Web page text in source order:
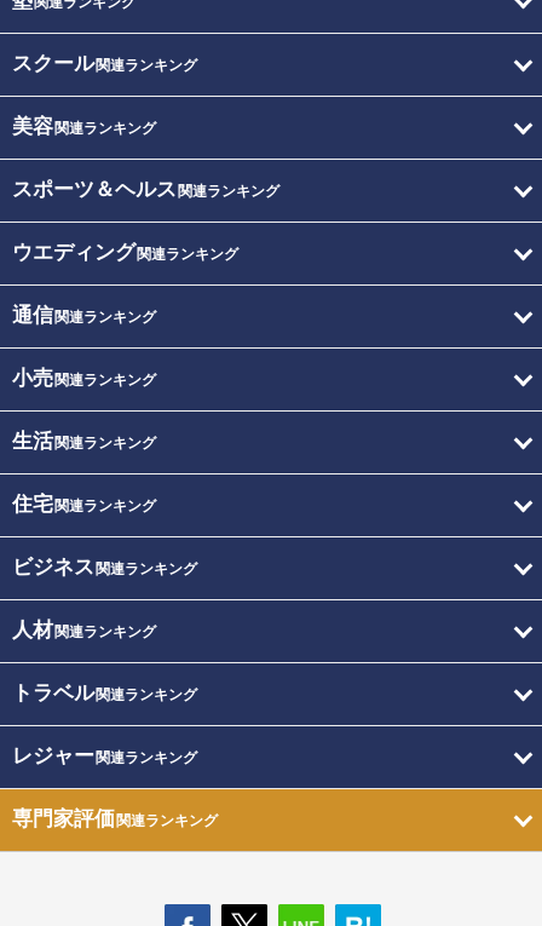
スクール関連ランキング
美容関連ランキング
スポーツ＆ヘルス 関連ランキング
ウエディング関連ランキング
通信関連ランキング
小売関連ランキング
生活関連ランキング
住宅関連ランキング
ビジネス 関連ランキング
人材関連ランキング
トラベル関連ランキング
レジャー関連ランキング
専門家評価関連ランキング